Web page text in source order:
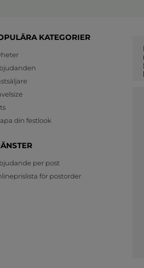
KATEGORIER
din festlook
per post
för postorder